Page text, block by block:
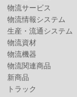
物流サービス
物流情報システム
生産・流通システム
物流資材
物流機器
物流関連商品
新商品
トラック